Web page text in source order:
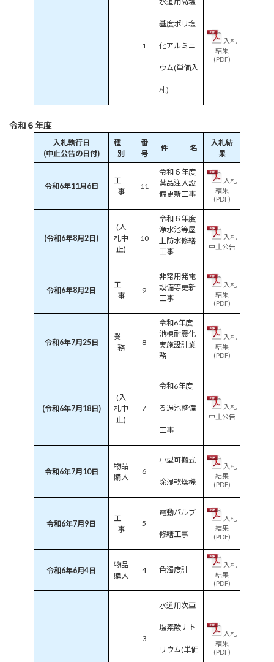
1
基度ポリ塩
化アルミニ
ウム(単価入
札)
入札
結果
(PDF)
令和６年度
入札執行日
(中止公告の日付)
種
別
番
号
件 名
入札結
果
令和6年11月6日
工
事
11
令和６年度
薬品注入設
備更新工事
入札
結果
(PDF)
(令和6年8月2日)
(入
札中
止)
10
令和６年度
浄水池等屋
上防水修繕
工事
入札
中止公告
令和6年8月2日
工
事
9
非常用発電
設備等更新
工事
入札
結果
(PDF)
令和6年7月25日
業
務
8
令和6年度
池棟耐震化
実施設計業
務
入札
結果
(PDF)
(令和6年7月18日)
(入
札中
止)
7
令和6年度
ろ過池整備
工事
入札
中止公告
令和6年7月10日
物品
購入
6
小型可搬式
除湿乾燥機
入札
結果
(PDF)
令和6年7月9日
工
事
5
電動バルブ
修繕工事
入札
結果
(PDF)
令和6年6月4日
物品
購入
4 色濁度計
入札
結果
(PDF)
3
水道用次亜
塩素酸ナト
リウム(単価
入札
結果
(PDF)